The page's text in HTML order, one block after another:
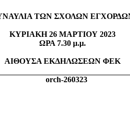
ΤΩΝ ΣΧΟΛΩΝ
ΚΥΡΙΑΚΗ 26 ΜΑΡΤΙΟΥ 2023
ΩΡΑ 7.30 μ.μ.
ΑΙΘΟΥΣΑ ΕΚΔΗΛΩΣΕΩΝ ΦΕΚ